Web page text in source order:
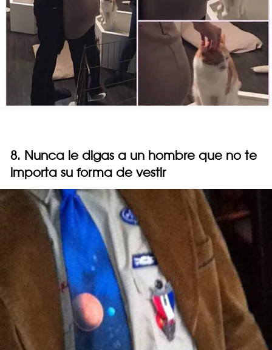
8. Nunca le digas a un hombre que no te
importa su forma de vestir